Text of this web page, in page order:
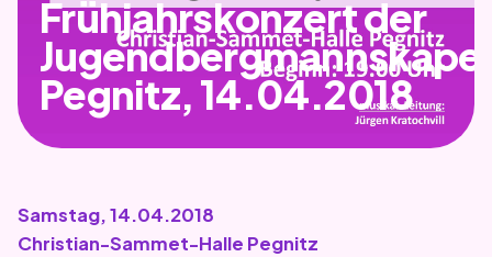
Frühjahrskonzert der
Pegnitz, 14.04.2018
Samstag, 14.04.2018
Christian-Sammet-Halle Pegnitz